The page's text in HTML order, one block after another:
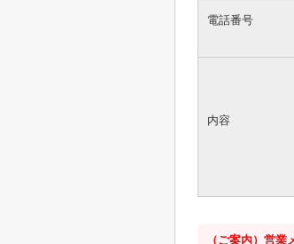
電話番号
内容
（ご案内）営